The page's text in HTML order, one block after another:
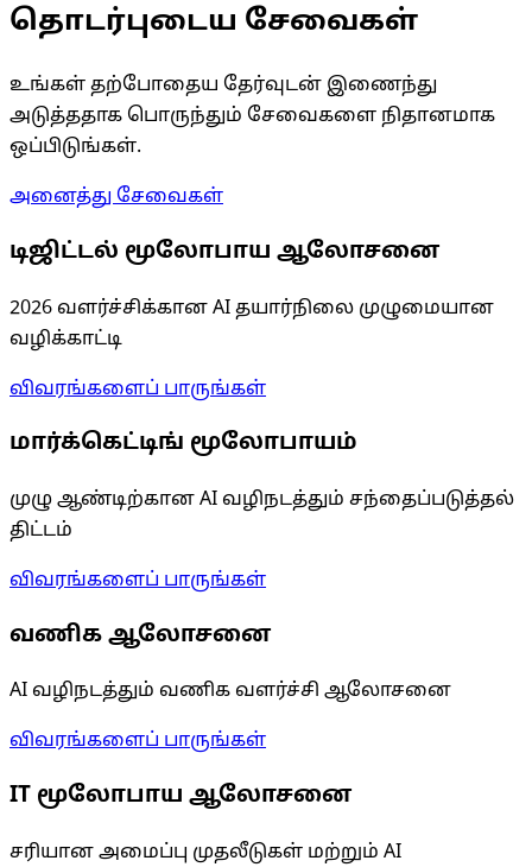
தொடர்புடைய சேவைகள்
உங்கள் தற்போதைய தேர்வுடன் இணைந்து
அடுத்ததாக பொருந்தும் சேவைகளை நிதானமாக
ஒப்பிடுங்கள்.
அனைத்து சேவைகள்
டிஜிட்டல் மூலோபாய ஆலோசனை
2026 வளர்ச்சிக்கான AI தயார்நிலை முழுமையான
வழிக்காட்டி
விவரங்களைப் பாருங்கள்
மார்க்கெட்டிங் மூலோபாயம்
முழு ஆண்டிற்கான AI வழிநடத்தும் சந்தைப்படுத்தல்
திட்டம்
விவரங்களைப் பாருங்கள்
வணிக ஆலோசனை
AI வழிநடத்தும் வணிக வளர்ச்சி ஆலோசனை
விவரங்களைப் பாருங்கள்
IT மூலோபாய ஆலோசனை
சரியான அமைப்பு முதலீடுகள் மற்றும் AI